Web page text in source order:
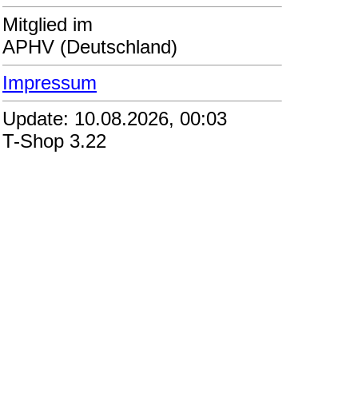
Mitglied im
APHV (Deutschland)
Impressum
Update: 10.08.2026, 00:03
T-Shop 3.22